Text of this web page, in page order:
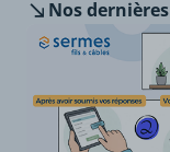
Nos dernières